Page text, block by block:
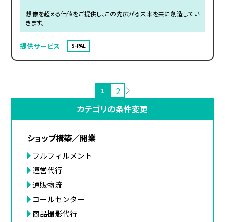
想像を超える価値をご提供し、この先広がる未来を共に創造してい
きます。
提供サービス S-PAL
1
2
カテゴリの条件変更
ショップ構築／開業
フルフィルメント
運営代行
通販物流
コールセンター
商品撮影代行